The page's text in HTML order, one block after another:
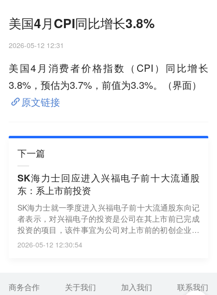
美国4月CPI同比增长3.8%
2026-05-12 12:31
美国4月消费者价格指数（CPI）同比增长
3.8%，预估为3.7%，前值为3.3%。（界面）
原文链接
下一篇
SK海力士回应进入兴福电子前十大流通股
东：系上市前投资
SK海力士就一季度进入兴福电子前十大流通股东向记
者表示，对兴福电子的投资是公司在其上市前已完成
投资的项目，该件事宜为公司对上市前的初创企业的
投资。注：兴福电子在5月11日股价异动公告中就该
2026-05-12 12:30:54
商务合作 关于我们 加入我们
联系我们